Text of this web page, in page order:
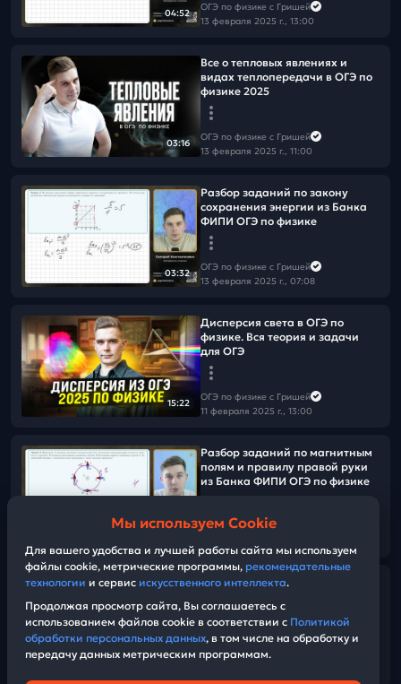
04:52
ОГЭ по физике с Гришей
13 февраля 2025 г., 13:00
03:16
Все о тепловых явлениях и
видах теплопередачи в ОГЭ по
физике 2025
ОГЭ по физике с Гришей
13 февраля 2025 г., 11:00
03:32
Разбор заданий по закону
сохранения энергии из Банка
ФИПИ ОГЭ по физике
ОГЭ по физике с Гришей
13 февраля 2025 г., 07:08
15:22
Дисперсия света в ОГЭ по
физике. Вся теория и задачи
для ОГЭ
ОГЭ по физике с Гришей
11 февраля 2025 г., 13:00
04:38
Разбор заданий по магнитным
полям и правилу правой руки
из Банка ФИПИ ОГЭ по физике
ОГЭ по физике с Гришей
04:45
Разбор заданий по расчету
ФИПИ ОГЭ по физике
ОГЭ по физике с Гришей
Мы используем Cookie
Для вашего удобства и лучшей работы сайта мы используем
файлы cookie, метрические программы, рекомендательные
технологии и сервис искусственного интеллекта.
Продолжая просмотр сайта, Вы соглашаетесь с
использованием файлов cookie в соответствии с Политикой
обработки персональных данных, в том числе на обработку и
передачу данных метрическим программам.